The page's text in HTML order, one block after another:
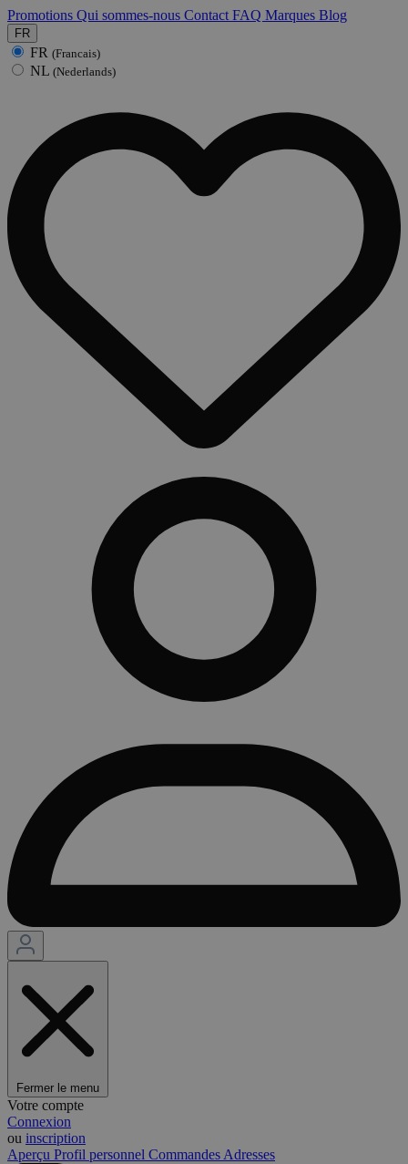
Promotions Qui sommes-nous Contact FAQ Marques Blog
FR
FR (Francais)
NL (Nederlands)
Fermer le menu
Votre compte
Connexion
ou inscription
Aperçu Profil personnel Commandes Adresses